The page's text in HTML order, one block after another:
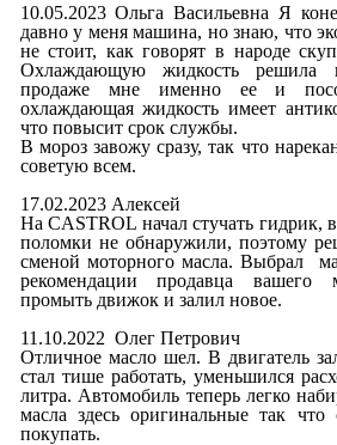
10.05.2023 Ольга Васильевна Я
давно у меня машина, но знаю, что
не стоит, как говорят в народе
Охлаждающую жидкость решила
продаже мне именно ее и
охлаждающая жидкость имеет
что повысит срок службы.
В мороз завожу сразу, так что
советую всем.
17.02.2023 Алексей
На CASTROL начал стучать гидрик,
поломки не обнаружили, поэтому
сменой моторного масла. Выбрал
рекомендации продавца вашего
промыть движок и залил новое.
11.10.2022 Олег Петрович
Отличное масло шел. В двигатель
стал тише работать, уменьшился
литра. Автомобиль теперь легко
масла здесь оригинальные так что
покупать.